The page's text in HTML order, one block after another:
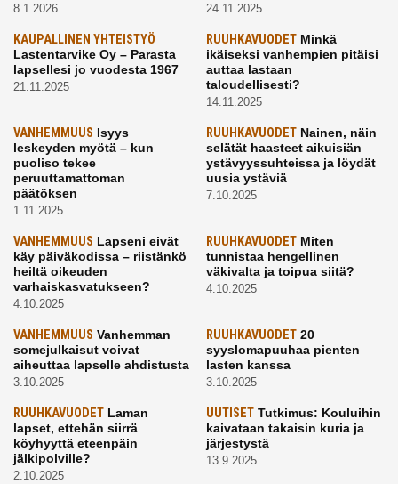
8.1.2026 24.11.2025
KAUPALLINEN YHTEISTYÖ
Lastentarvike Oy – Parasta
lapsellesi jo vuodesta 1967
21.11.2025
RUUHKAVUODETMinkä
ikäiseksi vanhempien pitäisi
auttaa lastaan
taloudellisesti?
14.11.2025
VANHEMMUUS Isyys
leskeyden myötä – kun
puoliso tekee
peruuttamattoman
päätöksen
1.11.2025
RUUHKAVUODETNainen, näin
selätät haasteet aikuisiän
ystävyyssuhteissa ja löydät
uusia ystäviä
7.10.2025
VANHEMMUUS Lapseni eivät
käy päiväkodissa – riistänkö
heiltä oikeuden
varhaiskasvatukseen?
4.10.2025
RUUHKAVUODETMiten
tunnistaa hengellinen
väkivalta ja toipua siitä?
4.10.2025
VANHEMMUUS Vanhemman
somejulkaisut voivat
aiheuttaa lapselle ahdistusta
3.10.2025
RUUHKAVUODET20
syyslomapuuhaa pienten
lasten kanssa
3.10.2025
RUUHKAVUODET Laman
lapset, ettehän siirrä
köyhyyttä eteenpäin
jälkipolville?
2.10.2025
UUTISETTutkimus: Kouluihin
kaivataan takaisin kuria ja
järjestystä
13.9.2025